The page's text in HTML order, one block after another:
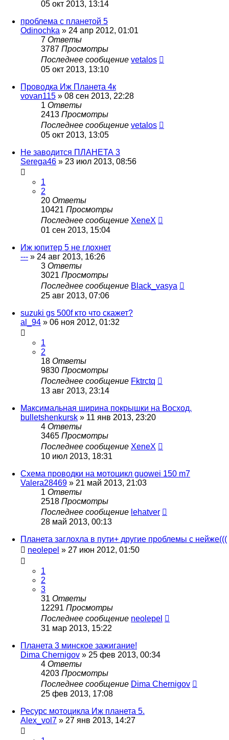
05 окт 2013, 13:14
проблема с планетой 5
Odinochka » 24 апр 2012, 01:01
7 Ответы
3787 Просмотры
Последнее сообщение vetalos
05 окт 2013, 13:10
Проводка Иж Планета 4к
vovan115 » 08 сен 2013, 22:28
1 Ответы
2413 Просмотры
Последнее сообщение vetalos
05 окт 2013, 13:05
Не заводится ПЛАНЕТА 3
Serega46 » 23 июл 2013, 08:56
1
2
20 Ответы
10421 Просмотры
Последнее сообщение XeneX
01 сен 2013, 15:04
Иж юпитер 5 не глохнет
--- » 24 авг 2013, 16:26
3 Ответы
3021 Просмотры
Последнее сообщение Black_vasya
25 авг 2013, 07:06
suzuki gs 500f кто что скажет?
al_94 » 06 ноя 2012, 01:32
1
2
18 Ответы
9830 Просмотры
Последнее сообщение Fktrctq
13 авг 2013, 23:14
Максимальная ширина покрышки на Восход.
bulletshenkursk » 11 янв 2013, 23:20
4 Ответы
3465 Просмотры
Последнее сообщение XeneX
10 июл 2013, 18:31
Схема проводки на мотоцикл guowei 150 m7
Valera28469 » 21 май 2013, 21:03
1 Ответы
2518 Просмотры
Последнее сообщение lehatver
28 май 2013, 00:13
Планета заглохла в пути+ другие проблемы с нейже(((
neolepel » 27 июн 2012, 01:50
1
2
3
31 Ответы
12291 Просмотры
Последнее сообщение neolepel
31 мар 2013, 15:22
Планета 3 минское зажигание!
Dima Chernigov » 25 фев 2013, 00:34
4 Ответы
4203 Просмотры
Последнее сообщение Dima Chernigov
25 фев 2013, 17:08
Ресурс мотоцикла Иж планета 5.
Alex_vol7 » 27 янв 2013, 14:27